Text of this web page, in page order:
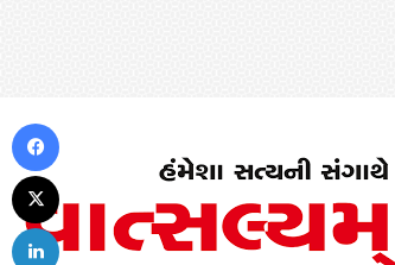
LinkedIn